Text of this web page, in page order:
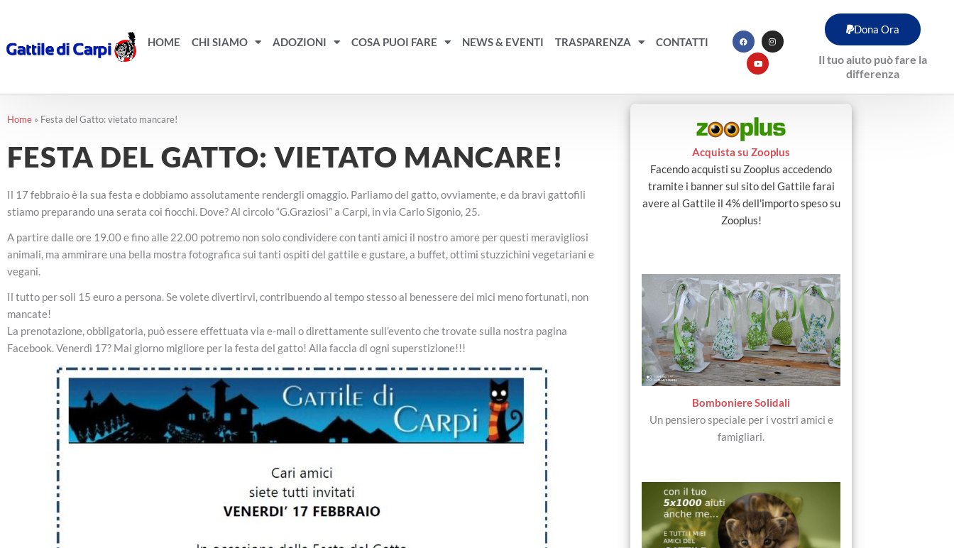
contenuto
HOME CHI SIAMO ADOZIONI COSA PUOI FARE NEWS & EVENTI TRASPARENZA CONTATTI
a
c
e
b
n
s
t
a
u
b
e
Dona Ora
Il tuo aiuto può fare la
differenza
Home » Festa del Gatto: vietato mancare!
FESTA DEL GATTO: VIETATO MANCARE!
Il 17 febbraio è la sua festa e dobbiamo assolutamente rendergli omaggio. Parliamo del gatto, ovviamente, e da bravi gattofili
stiamo preparando una serata coi fiocchi. Dove? Al circolo “G.Graziosi” a Carpi, in via Carlo Sigonio, 25.
A partire dalle ore 19.00 e fino alle 22.00 potremo non solo condividere con tanti amici il nostro amore per questi meravigliosi
animali, ma ammirare una bella mostra fotografica sui tanti ospiti del gattile e gustare, a buffet, ottimi stuzzichini vegetariani e
vegani.
Il tutto per soli 15 euro a persona. Se volete divertirvi, contribuendo al tempo stesso al benessere dei mici meno fortunati, non
mancate!
La prenotazione, obbligatoria, può essere effettuata via e-mail o direttamente sull’evento che trovate sulla nostra pagina
Facebook. Venerdì 17? Mai giorno migliore per la festa del gatto! Alla faccia di ogni superstizione!!!
Acquista su Zooplus
Facendo acquisti su Zooplus accedendo
tramite i banner sul sito del Gattile farai
avere al Gattile il 4% dell'importo speso su
Zooplus!
Bomboniere Solidali
Un pensiero speciale per i vostri amici e
famigliari.